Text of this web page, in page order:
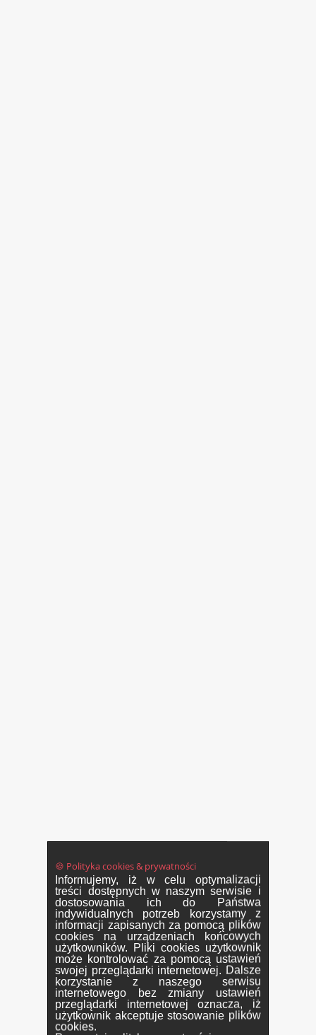
🍪 Polityka cookies & prywatności
Informujemy, iż w celu optymalizacji
treści dostępnych w naszym serwisie i
dostosowania ich do Państwa
indywidualnych potrzeb korzystamy z
informacji zapisanych za pomocą plików
cookies na urządzeniach końcowych
użytkowników. Pliki cookies użytkownik
może kontrolować za pomocą ustawień
swojej przeglądarki internetowej. Dalsze
korzystanie z naszego serwisu
internetowego bez zmiany ustawień
przeglądarki internetowej oznacza, iż
użytkownik akceptuje stosowanie plików
cookies.